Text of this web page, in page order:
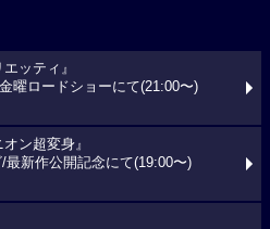
ッティ』
曜ロードショーにて(21:00〜)
ン超変身』
最新作公開記念にて(19:00〜)